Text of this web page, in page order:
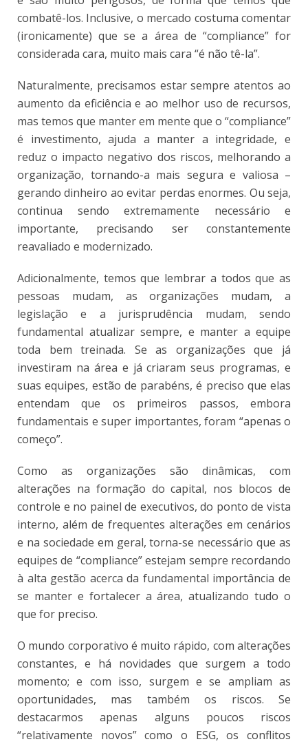
combatê-los. Inclusive, o mercado costuma comentar
(ironicamente) que se a área de “compliance” for
considerada cara, muito mais cara “é não tê-la”.
Naturalmente, precisamos estar sempre atentos ao
aumento da eficiência e ao melhor uso de recursos,
mas temos que manter em mente que o “compliance”
é investimento, ajuda a manter a integridade, e
reduz o impacto negativo dos riscos, melhorando a
organização, tornando-a mais segura e valiosa –
gerando dinheiro ao evitar perdas enormes. Ou seja,
continua sendo extremamente necessário e
importante, precisando ser constantemente
reavaliado e modernizado.
Adicionalmente, temos que lembrar a todos que as
pessoas mudam, as organizações mudam, a
legislação e a jurisprudência mudam, sendo
fundamental atualizar sempre, e manter a equipe
toda bem treinada. Se as organizações que já
investiram na área e já criaram seus programas, e
suas equipes, estão de parabéns, é preciso que elas
entendam que os primeiros passos, embora
fundamentais e super importantes, foram “apenas o
começo”.
Como as organizações são dinâmicas, com
alterações na formação do capital, nos blocos de
controle e no painel de executivos, do ponto de vista
interno, além de frequentes alterações em cenários
e na sociedade em geral, torna-se necessário que as
equipes de “compliance” estejam sempre recordando
à alta gestão acerca da fundamental importância de
se manter e fortalecer a área, atualizando tudo o
que for preciso.
O mundo corporativo é muito rápido, com alterações
constantes, e há novidades que surgem a todo
momento; e com isso, surgem e se ampliam as
oportunidades, mas também os riscos. Se
destacarmos apenas alguns poucos riscos
“relativamente novos” como o ESG, os conflitos